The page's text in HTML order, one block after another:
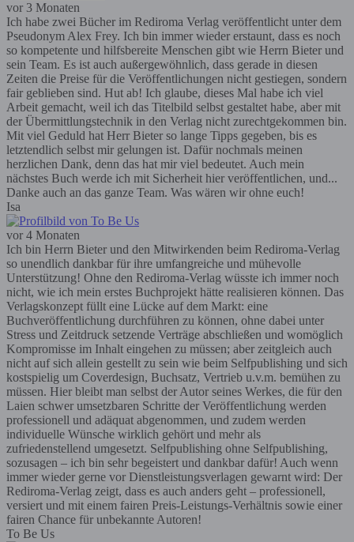
vor 3 Monaten
Ich habe zwei Bücher im Rediroma Verlag veröffentlicht unter dem
Pseudonym Alex Frey. Ich bin immer wieder erstaunt, dass es noch
so kompetente und hilfsbereite Menschen gibt wie Herrn Bieter und
sein Team. Es ist auch außergewöhnlich, dass gerade in diesen
Zeiten die Preise für die Veröffentlichungen nicht gestiegen, sondern
fair geblieben sind. Hut ab! Ich glaube, dieses Mal habe ich viel
Arbeit gemacht, weil ich das Titelbild selbst gestaltet habe, aber mit
der Übermittlungstechnik in den Verlag nicht zurechtgekommen bin.
Mit viel Geduld hat Herr Bieter so lange Tipps gegeben, bis es
letztendlich selbst mir gelungen ist. Dafür nochmals meinen
herzlichen Dank, denn das hat mir viel bedeutet. Auch mein
nächstes Buch werde ich mit Sicherheit hier veröffentlichen, und...
Danke auch an das ganze Team. Was wären wir ohne euch!
Isa
vor 4 Monaten
Ich bin Herrn Bieter und den Mitwirkenden beim Rediroma-Verlag
so unendlich dankbar für ihre umfangreiche und mühevolle
Unterstützung! Ohne den Rediroma-Verlag wüsste ich immer noch
nicht, wie ich mein erstes Buchprojekt hätte realisieren können. Das
Verlagskonzept füllt eine Lücke auf dem Markt: eine
Buchveröffentlichung durchführen zu können, ohne dabei unter
Stress und Zeitdruck setzende Verträge abschließen und womöglich
Kompromisse im Inhalt eingehen zu müssen; aber zeitgleich auch
nicht auf sich allein gestellt zu sein wie beim Selfpublishing und sich
kostspielig um Coverdesign, Buchsatz, Vertrieb u.v.m. bemühen zu
müssen. Hier bleibt man selbst der Autor seines Werkes, die für den
Laien schwer umsetzbaren Schritte der Veröffentlichung werden
professionell und adäquat abgenommen, und zudem werden
individuelle Wünsche wirklich gehört und mehr als
zufriedenstellend umgesetzt. Selfpublishing ohne Selfpublishing,
sozusagen – ich bin sehr begeistert und dankbar dafür! Auch wenn
immer wieder gerne vor Dienstleistungsverlagen gewarnt wird: Der
Rediroma-Verlag zeigt, dass es auch anders geht – professionell,
versiert und mit einem fairen Preis-Leistungs-Verhältnis sowie einer
fairen Chance für unbekannte Autoren!
To Be Us